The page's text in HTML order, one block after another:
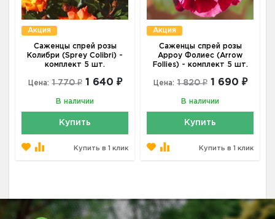
Акция
Саженцы спрей розы
Колибри (Sprey Colibri) -
комплект 5 шт.
Цена: 1 770 ₽ 1 640 ₽
В наличии
Купить
Купить в 1 клик
Акция
Саженцы спрей розы
Арроу Фолиес (Arrow
Follies) - комплект 5 шт.
Цена: 1 820 ₽ 1 690 ₽
В наличии
Купить
Купить в 1 клик